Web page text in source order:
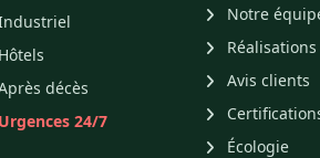
Hôtels
décès
Urgences 24/7
Notre
Réalisations
Avis clients
Écologie